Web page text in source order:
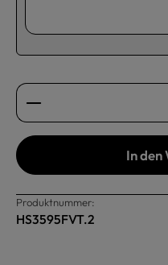
Produkt Anzahl: Gib
In den
Produktnummer:
HS3595FVT.2